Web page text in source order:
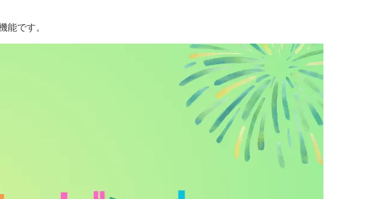
能です。